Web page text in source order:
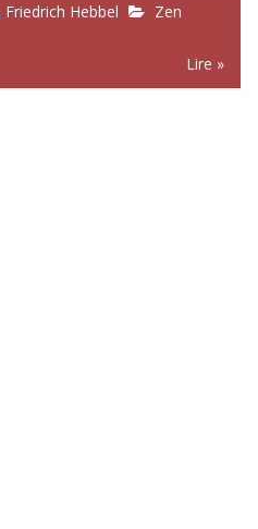
Friedrich Hebbel
Zen
Lire »